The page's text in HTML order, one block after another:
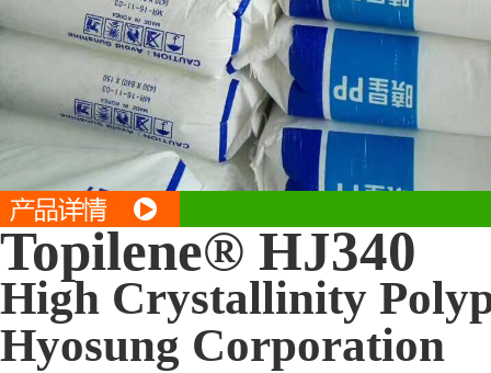
Topilene® HJ340
High Crystallinity
Hyosung Corporation